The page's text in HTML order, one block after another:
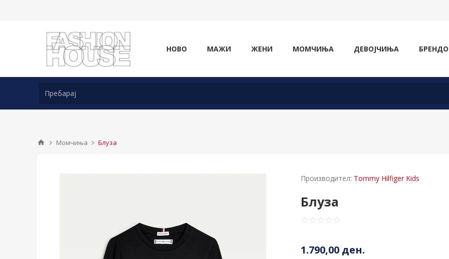
НОВО МАЖИ ЖЕНИ МОМЧИЊА ДЕВОЈЧИЊА
Момчиња Блуза
Производител: Tommy Hilfiger Kids
Блуза
1.790,00 ден.